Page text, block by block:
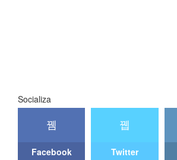
Socializa
Facebook Twitter